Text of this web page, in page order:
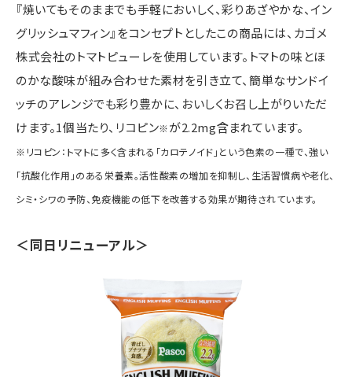
『焼いてもそのままでも手軽においしく、彩りあざやかな、イン
グリッシュマフィン』をコンセプトとしたこの商品には、カゴメ
株式会社のトマトピューレを使用しています。トマトの味とほ
のかな酸味が組み合わせた素材を引き立て、簡単なサンドイ
ッチのアレンジでも彩り豊かに、おいしくお召し上がりいただ
けます。1個当たり、リコピン※が2.2mg含まれています。
※リコピン：トマトに多く含まれる「カロテノイド」という色素の一種で、強い
「抗酸化作用」のある栄養素。活性酸素の増加を抑制し、生活習慣病や老化、
シミ・シワの予防、免疫機能の低下を改善する効果が期待されています。
＜同日リニューアル＞